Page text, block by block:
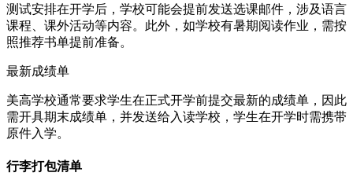
测试安排在开学后，学校可能会提前发送选课邮件，涉及语言
课程、课外活动等内容。此外，如学校有暑期阅读作业，需按
照推荐书单提前准备。
最新成绩单
美高学校通常要求学生在正式开学前提交最新的成绩单，因此
需开具期末成绩单，并发送给入读学校，学生在开学时需携带
原件入学。
行李打包清单